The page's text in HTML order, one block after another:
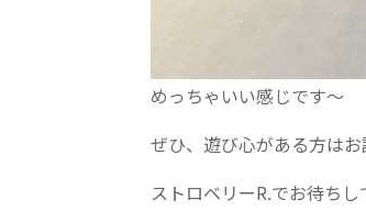
めっちゃいい感じです〜
ぜひ、遊び心がある方はお
ストロベリーR.でお待ち